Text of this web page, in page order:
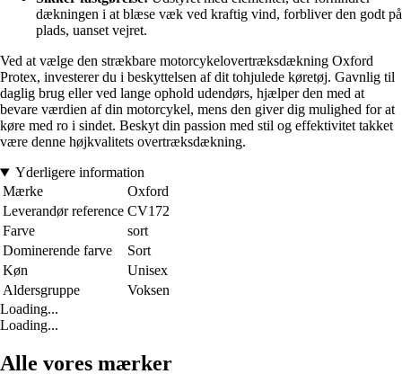
dækningen i at blæse væk ved kraftig vind, forbliver den godt på
plads, uanset vejret.
Ved at vælge den strækbare motorcykelovertræksdækning Oxford
Protex, investerer du i beskyttelsen af dit tohjulede køretøj. Gavnlig til
daglig brug eller ved lange ophold udendørs, hjælper den med at
bevare værdien af din motorcykel, mens den giver dig mulighed for at
køre med ro i sindet. Beskyt din passion med stil og effektivitet takket
være denne højkvalitets overtræksdækning.
Yderligere information
Mærke
Oxford
Leverandør reference CV172
Farve
sort
Dominerende farve
Sort
Køn
Unisex
Aldersgruppe
Voksen
Loading...
Loading...
Alle vores mærker